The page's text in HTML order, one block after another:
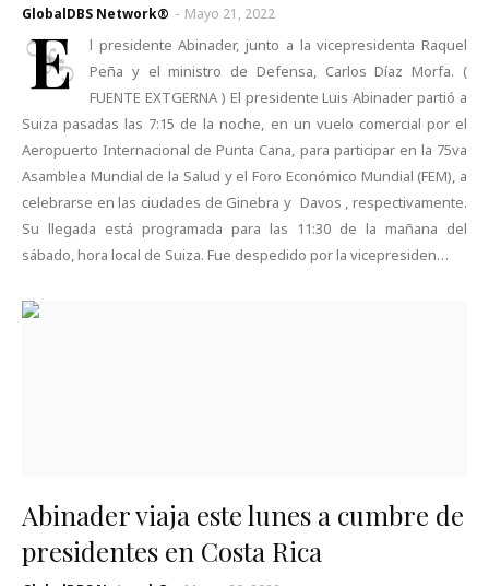
GlobalDBS Network® - Mayo 21, 2022
E
l presidente Abinader, junto a la vicepresidenta Raquel
Peña y el ministro de Defensa, Carlos Díaz Morfa. (
FUENTE EXTGERNA ) El presidente Luis Abinader partió a
Suiza pasadas las 7:15 de la noche, en un vuelo comercial por el
Aeropuerto Internacional de Punta Cana, para participar en la 75va
Asamblea Mundial de la Salud y el Foro Económico Mundial (FEM), a
celebrarse en las ciudades de Ginebra y Davos , respectivamente.
Su llegada está programada para las 11:30 de la mañana del
sábado, hora local de Suiza. Fue despedido por la vicepresiden…
Abinader viaja este lunes a cumbre de
presidentes en Costa Rica